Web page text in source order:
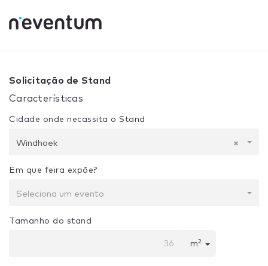
Sua seleção: Projeto + Construção
Solicitação de Stand
Características
Cidade onde necassita o Stand
×
Windhoek
Em que feira expõe?
Seleciona um evento
Tamanho do stand
m2